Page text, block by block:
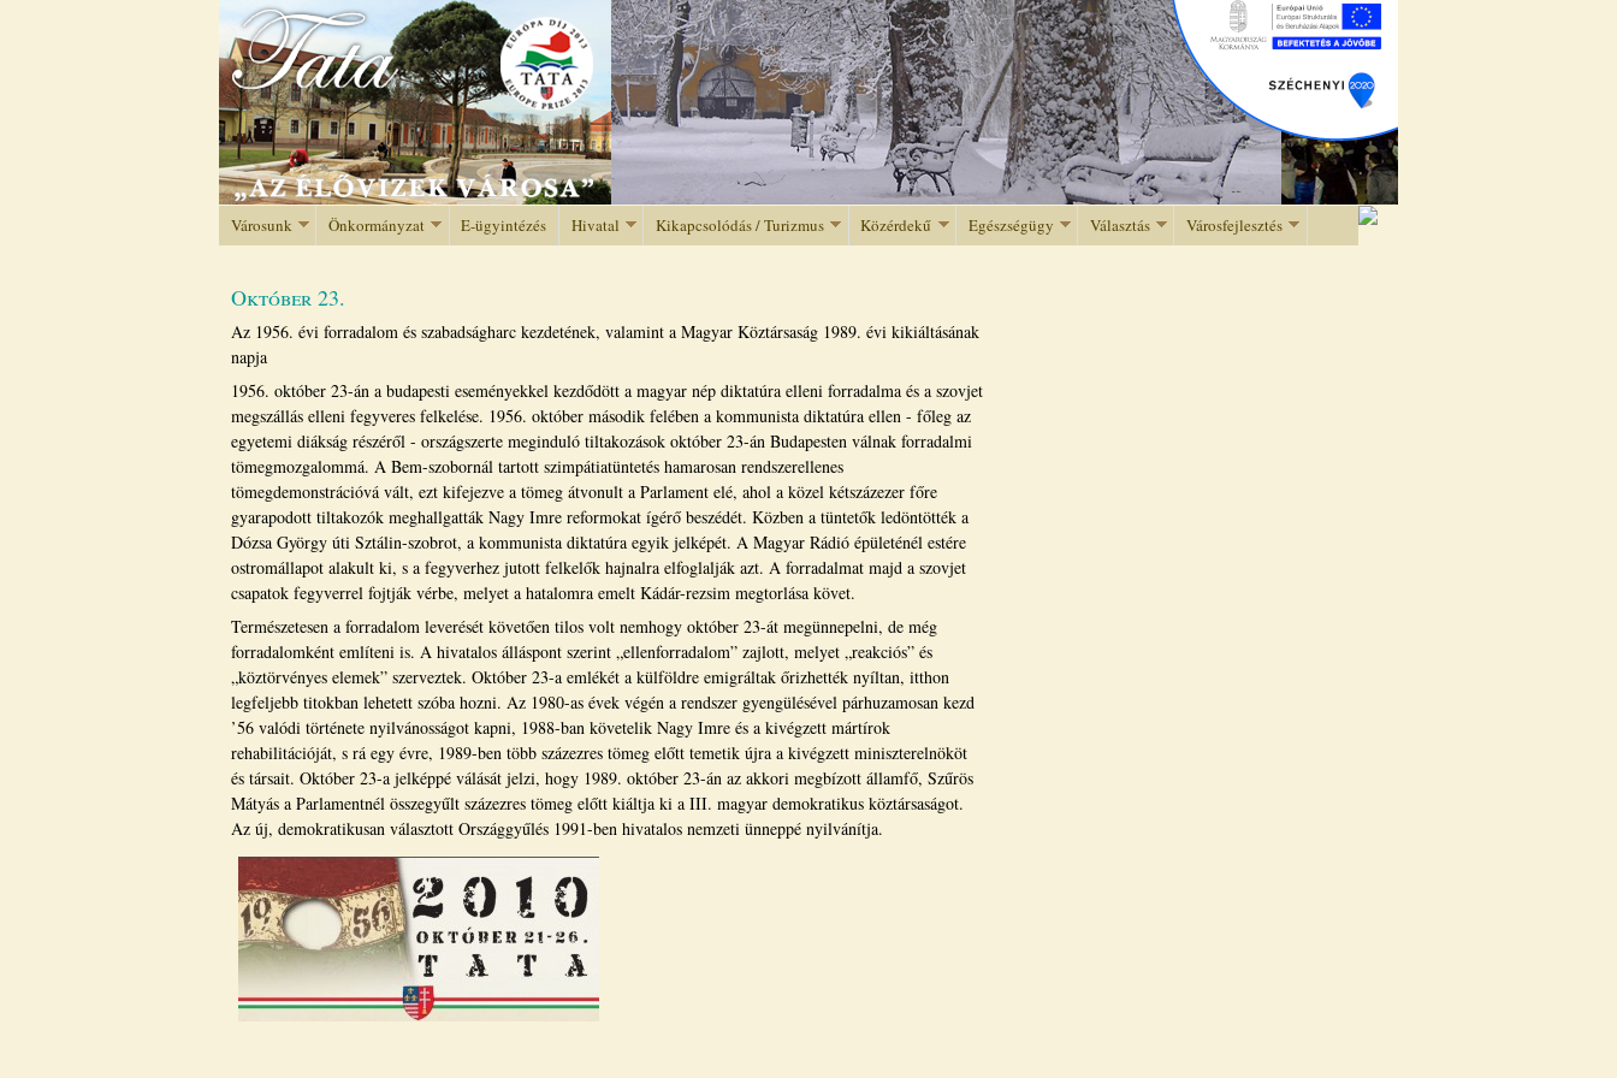
Jump to navigation
Városunk Önkormányzat E-ügyintézés Hivatal Kikapcsolódás / Turizmus Közérdekű Egészségügy Választás Városfejlesztés
Október 23.
Az 1956. évi forradalom és szabadságharc kezdetének, valamint a Magyar Köztársaság 1989. évi kikiáltásának
napja
1956. október 23-án a budapesti eseményekkel kezdődött a magyar nép diktatúra elleni forradalma és a szovjet
megszállás elleni fegyveres felkelése. 1956. október második felében a kommunista diktatúra ellen - főleg az
egyetemi diákság részéről - országszerte meginduló tiltakozások október 23-án Budapesten válnak forradalmi
tömegmozgalommá. A Bem-szobornál tartott szimpátiatüntetés hamarosan rendszerellenes
tömegdemonstrációvá vált, ezt kifejezve a tömeg átvonult a Parlament elé, ahol a közel kétszázezer főre
gyarapodott tiltakozók meghallgatták Nagy Imre reformokat ígérő beszédét. Közben a tüntetők ledöntötték a
Dózsa György úti Sztálin-szobrot, a kommunista diktatúra egyik jelképét. A Magyar Rádió épületénél estére
ostromállapot alakult ki, s a fegyverhez jutott felkelők hajnalra elfoglalják azt. A forradalmat majd a szovjet
csapatok fegyverrel fojtják vérbe, melyet a hatalomra emelt Kádár-rezsim megtorlása követ.
Természetesen a forradalom leverését követően tilos volt nemhogy október 23-át megünnepelni, de még
forradalomként említeni is. A hivatalos álláspont szerint „ellenforradalom” zajlott, melyet „reakciós” és
„köztörvényes elemek” szerveztek. Október 23-a emlékét a külföldre emigráltak őrizhették nyíltan, itthon
legfeljebb titokban lehetett szóba hozni. Az 1980-as évek végén a rendszer gyengülésével párhuzamosan kezd
’56 valódi története nyilvánosságot kapni, 1988-ban követelik Nagy Imre és a kivégzett mártírok
rehabilitációját, s rá egy évre, 1989-ben több százezres tömeg előtt temetik újra a kivégzett miniszterelnököt
és társait. Október 23-a jelképpé válását jelzi, hogy 1989. október 23-án az akkori megbízott államfő, Szűrös
Mátyás a Parlamentnél összegyűlt százezres tömeg előtt kiáltja ki a III. magyar demokratikus köztársaságot.
Az új, demokratikusan választott Országgyűlés 1991-ben hivatalos nemzeti ünneppé nyilvánítja.